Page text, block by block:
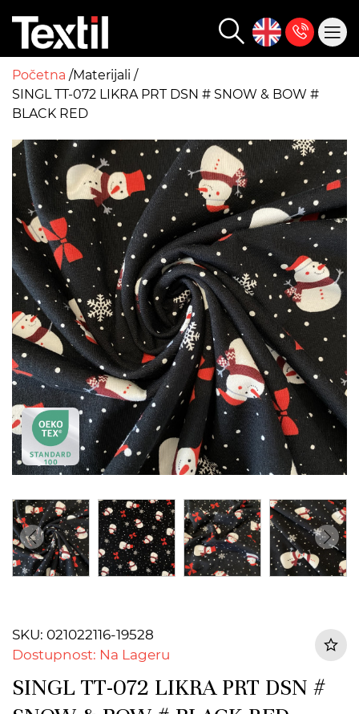
Početna Materijali
SINGL TT-072 LIKRA PRT DSN # SNOW & BOW #
BLACK RED
SKU: 021022116-19528
Dostupnost: Na Lageru
SINGL TT-072 LIKRA PRT DSN #